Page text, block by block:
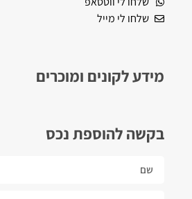
שלחו לי מייל
מידע לקונים ומוכרים
בקשה להוספת נכס